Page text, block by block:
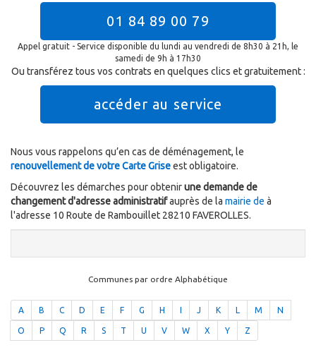
01 84 89 00 79
Appel gratuit - Service disponible du lundi au vendredi de 8h30 à 21h, le
samedi de 9h à 17h30
Ou transférez tous vos contrats en quelques clics et gratuitement :
accéder au service
Nous vous rappelons qu’en cas de déménagement, le
renouvellement de votre Carte Griseest obligatoire.
Découvrez les démarches pour obtenirune demande de
changement d'adresse administratifauprès de la mairie de à
l'adresse 10 Route de Rambouillet 28210 FAVEROLLES.
Communes par ordre Alphabétique
A B C D E F G H J K L M N
O P Q R S T U V W X Y Z